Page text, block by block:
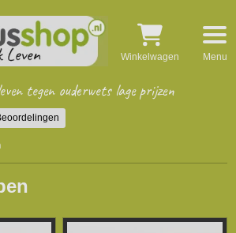
tegen ouderwets lage prijzen
Winkelwagen Menu